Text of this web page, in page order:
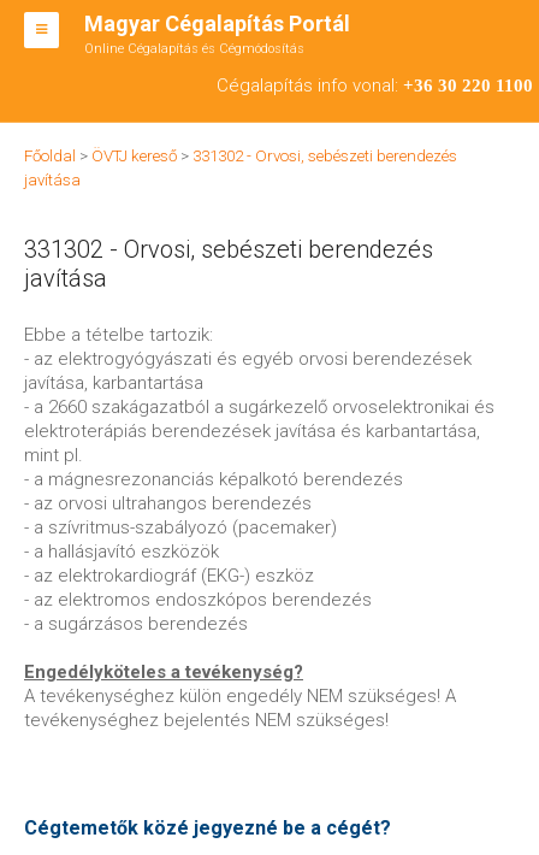
Magyar Cégalapítás Portál
Online Cégalapítás és Cégmódosítás
Cégalapítás info vonal: +36 30 220 1100
BT ALAPÍTÁS
RT ALAPÍTÁS
ÁTALAKULÁS
ENGEDÉLYKÖTELES
IRODÁK
Főoldal > ÖVTJ kereső > 331302 - Orvosi, sebészeti berendezés
javítása
331302 - Orvosi, sebészeti berendezés
javítása
Ebbe a tételbe tartozik:
- az elektrogyógyászati és egyéb orvosi berendezések
javítása, karbantartása
- a 2660 szakágazatból a sugárkezelő orvoselektronikai és
elektroterápiás berendezések javítása és karbantartása,
mint pl.
- a mágnesrezonanciás képalkotó berendezés
- az orvosi ultrahangos berendezés
- a szívritmus-szabályozó (pacemaker)
- a hallásjavító eszközök
- az elektrokardiográf (EKG-) eszköz
- az elektromos endoszkópos berendezés
- a sugárzásos berendezés
Engedélyköteles a tevékenység?
A tevékenységhez külön engedély NEM szükséges! A
tevékenységhez bejelentés NEM szükséges!
Cégtemetők közé jegyezné be a cégét?